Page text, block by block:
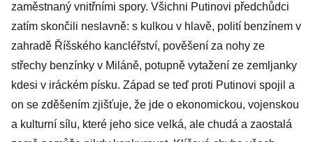
zaměstnaný vnitřními spory. Všichni Putinovi předchůdci
zatím skončili neslavně: s kulkou v hlavě, polití benzínem v
zahradě Říšského kancléřství, pověšení za nohy ze
střechy benzínky v Miláně, potupně vytažení ze zemljanky
kdesi v iráckém písku. Západ se teď proti Putinovi spojil a
on se zděšením zjišťuje, že jde o ekonomickou, vojenskou
a kulturní sílu, které jeho sice velká, ale chudá a zaostalá